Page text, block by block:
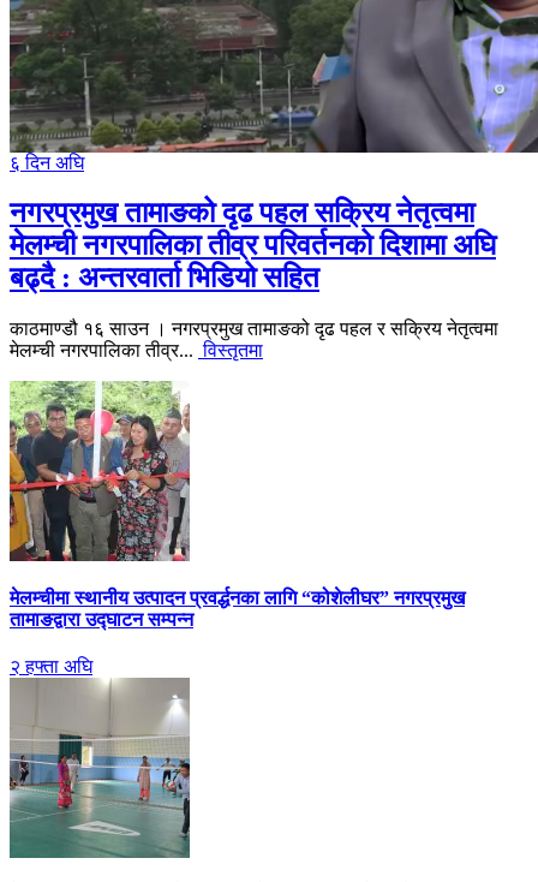
६ दिन अघि
नगरप्रमुख तामाङको दृढ पहल सक्रिय नेतृत्वमा
मेलम्ची नगरपालिका तीव्र परिवर्तनको दिशामा अघि
बढ्दै : अन्तरवार्ता भिडियो सहित
काठमाण्डौ १६ साउन । नगरप्रमुख तामाङको दृढ पहल र सक्रिय नेतृत्वमा
मेलम्ची नगरपालिका तीव्र... विस्तृतमा
मेलम्चीमा स्थानीय उत्पादन प्रवर्द्धनका लागि “कोशेलीघर” नगरप्रमुख
तामाङद्वारा उद्घाटन सम्पन्न
२ हफ्ता अघि